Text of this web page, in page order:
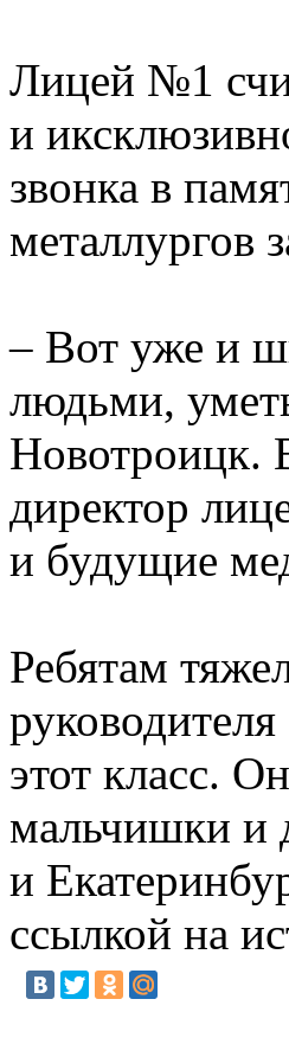
Лицей №1
и
звонка в
металлургов
– Вот уже и
людьми,
Новотроицк.
директор
и будущие
Ребятам
этот класс.
мальчишки и
и
ссылкой на